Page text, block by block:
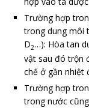
Trường hợp
trong dung môi
D2…): Hòa tan
vật sau đó trộn
chế ở gần nhiệt
Trường hợp
trong nước